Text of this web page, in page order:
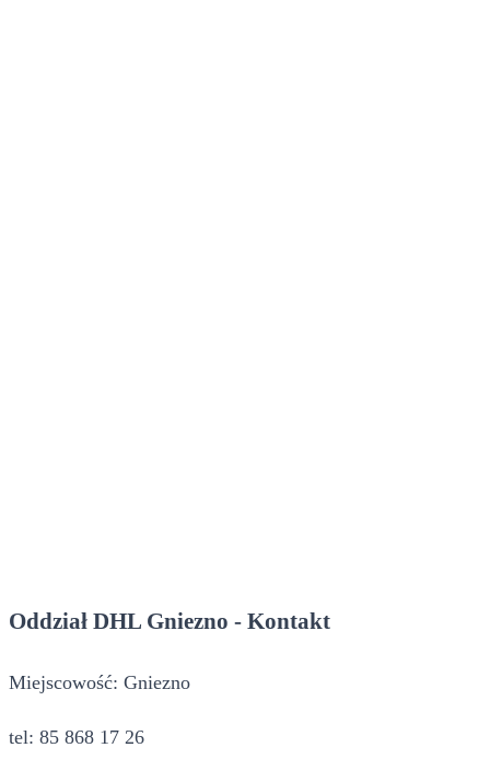
Oddział DHL Gniezno - Kontakt
Miejscowość: Gniezno
tel: 85 868 17 26